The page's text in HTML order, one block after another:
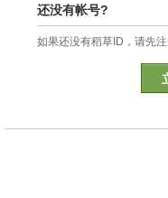
还没有帐号?
如果还没有稻草ID，请先